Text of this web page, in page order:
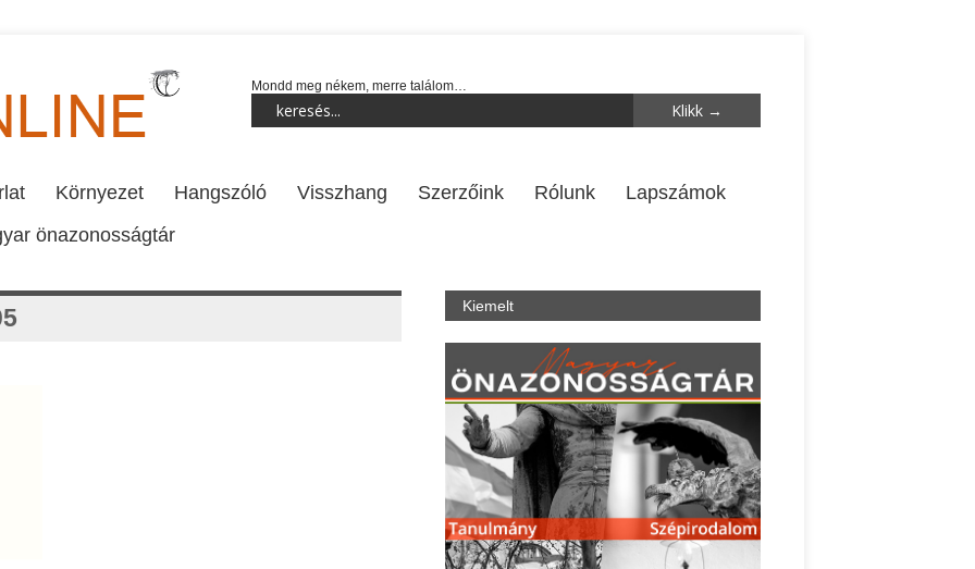
Mondd meg nékem, merre találom…
Környezet Hangszóló Visszhang Szerzőink Rólunk
Lapszámok
önazonosságtár
Kiemelt